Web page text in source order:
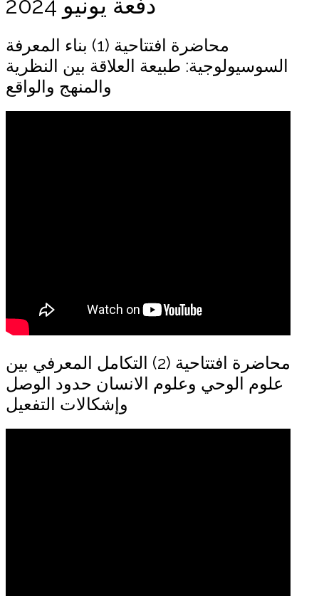
دفعة يونيو 2024
محاضرة افتتاحية (1) بناء المعرفة
السوسيولوجية: طبيعة العلاقة بين النظرية
والمنهج والواقع
محاضرة افتتاحية (2) التكامل المعرفي بين
علوم الوحي وعلوم الانسان حدود الوصل
وإشكالات التفعيل